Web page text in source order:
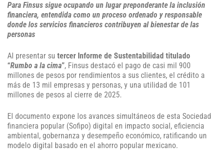
Para Finsus sigue ocupando un lugar preponderante la inclusión
financiera, entendida como un proceso ordenado y responsable
donde los servicios financieros contribuyen al bienestar de las
personas
Al presentar su tercer Informe de Sustentabilidad titulado
“Rumbo a la cima”, Finsus destacó el pago de casi mil 900
millones de pesos por rendimientos a sus clientes, el crédito a
más de 13 mil empresas y personas, y una utilidad de 101
millones de pesos al cierre de 2025.
El documento expone los avances simultáneos de esta Sociedad
financiera popular (Sofipo) digital en impacto social, eficiencia
ambiental, gobernanza y desempeño económico, ratificando un
modelo digital basado en el ahorro popular mexicano.